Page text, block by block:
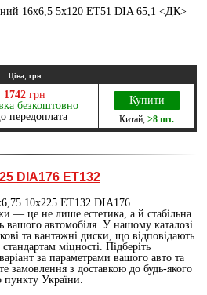
16х6,5 5х120 ET51 DIA 65,1 <ДК>
Ціна, грн
1742 грн
безкоштовно
передоплата
Купити
Китай >8 шт.
DIA176 ET132
10х225 ET132 DIA176
— це не лише естетика, а й стабільна
вашого автомобіля. У нашому каталозі
та вантажні диски, що відповідають
міцності. Підберіть
за параметрами вашого авто та
замовлення з доставкою до будь-якого
пункту України.